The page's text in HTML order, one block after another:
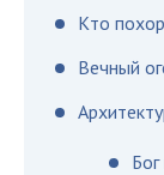
Кто
Вечный